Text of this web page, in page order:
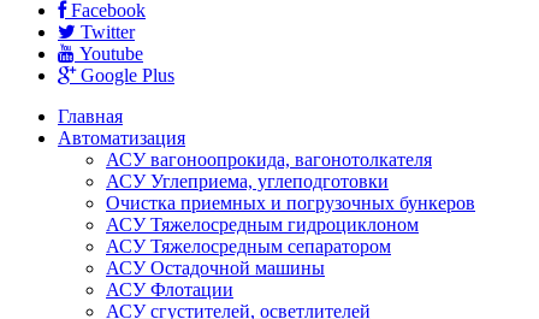
Facebook
Twitter
Youtube
Google Plus
Главная
Автоматизация
АСУ вагоноопрокида, вагонотолкателя
АСУ Углеприема, углеподготовки
Очистка приемных и погрузочных бункеров
АСУ Тяжелосредным гидроциклоном
АСУ Тяжелосредным сепаратором
АСУ Остадочной машины
АСУ Флотации
АСУ сгустителей, осветлителей